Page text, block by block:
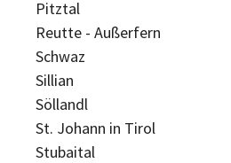
Pitztal
Reutte - Außerfern
Schwaz
Sillian
Söllandl
St. Johann in Tirol
Stubaital